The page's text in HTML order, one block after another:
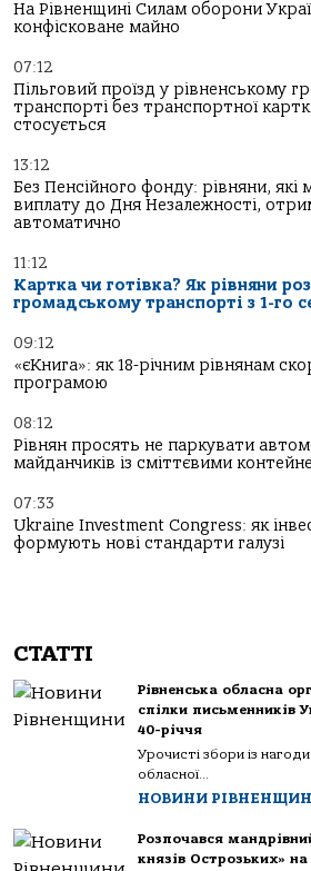
На Рівненщині Силам оборони
конфісковане майно
07:12
Пільговий проїзд у рівненському
транспорті без транспортної
стосується
13:12
Без Пенсійного фонду: рівняни,
виплату до Дня Незалежності,
автоматично
11:12
Картка чи готівка? Як рівняни
громадському транспорті з 1-го
09:12
«єКнига»: як 18-річним рівнянам
програмою
08:12
Рівнян просять не паркувати
майданчиків із сміттєвими
07:33
Ukraine Investment Congress: як
формують нові стандарти галузі
СТАТТІ
Рівненська обласна
спілки письменників
40-річчя
Урочисті збори із нагоди
обласної...
НОВИНИ
Розпочався
князів Острозьких» на